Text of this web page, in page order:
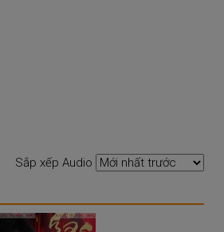
Sắp xếp Audio